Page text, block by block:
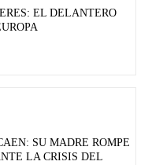
EL DELANTERO
SU MADRE ROMPE
LA CRISIS DEL